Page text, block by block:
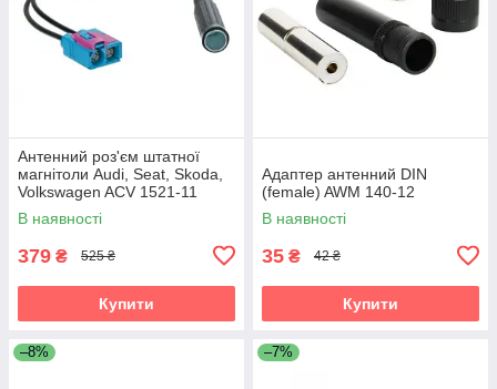
Антенний роз'єм штатної
магнітоли Audi, Seat, Skoda,
Volkswagen ACV 1521-11
В наявності
379 ₴ 525 ₴
Купити
Адаптер антенний DIN
(female) AWM 140-12
В наявності
35 ₴ 42 ₴
Купити
–8% –7%